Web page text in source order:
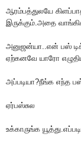
ஆரம்பத்துலயே
இருக்கும்.அதை
அனுஜன்யா..என் பஸ்
ஏற்கனவே யாரோ
அப்படியா?நீங்க எந்த
ஏர்பஸ்சுல
உக்காருங்க